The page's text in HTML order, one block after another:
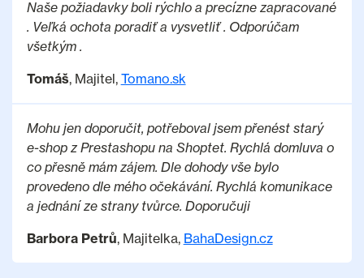
Naše požiadavky boli rýchlo a precízne zapracované
. Veľká ochota poradiť a vysvetliť . Odporúčam
všetkým .
Tomáš, Majitel, Tomano.sk
Mohu jen doporučit, potřeboval jsem přenést starý
e-shop z Prestashopu na Shoptet. Rychlá domluva o
co přesně mám zájem. Dle dohody vše bylo
provedeno dle mého očekávání. Rychlá komunikace
a jednání ze strany tvůrce. Doporučuji
Barbora Petrů, Majitelka, BahaDesign.cz